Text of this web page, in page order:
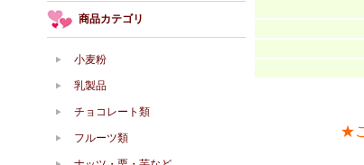
★
商品カテゴリ
小麦粉
乳製品
チョコレート類
フルーツ類